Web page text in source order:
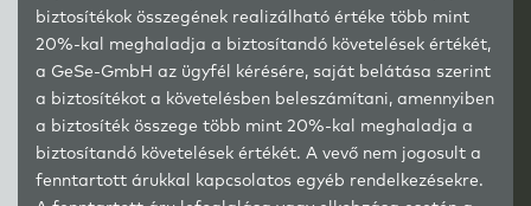
biztosítékok összegének realizálható értéke több mint
20%-kal meghaladja a biztosítandó követelések értékét,
a GeSe-GmbH az ügyfél kérésére, saját belátása szerint
a biztosítékot a követelésben beleszámítani, amennyiben
a biztosíték összege több mint 20%-kal meghaladja a
biztosítandó követelések értékét. A vevő nem jogosult a
fenntartott árukkal kapcsolatos egyéb rendelkezésekre.